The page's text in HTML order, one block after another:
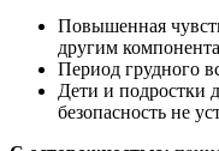
Повышенная
другим
Период грудного
Дети и подростки
безопасность не